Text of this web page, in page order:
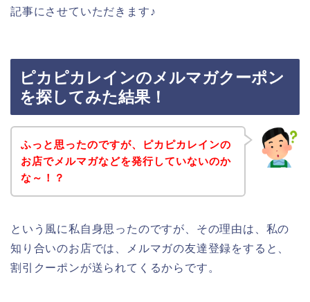
記事にさせていただきます♪
ピカピカレインのメルマガクーポン
を探してみた結果！
ふっと思ったのですが、ピカピカレインの
お店でメルマガなどを発行していないのか
な～！？
という風に私自身思ったのですが、その理由は、私の
知り合いのお店では、メルマガの友達登録をすると、
割引クーポンが送られてくるからです。